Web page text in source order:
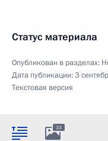
Статус материала
Опубликован в разделах:
Дата публикации:3
Текстовая версия
33